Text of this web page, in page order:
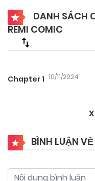
DANH SÁCH
REMI COMIC
Chapter 1 10/11/2024
BÌNH LUẬN